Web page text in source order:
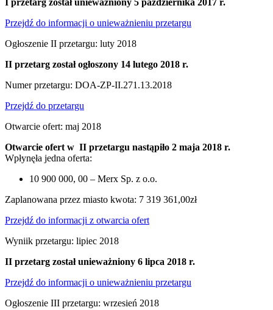
I przetarg został unieważniony 5 października 2017 r.
Przejdź do informacji o unieważnieniu przetargu
Ogłoszenie II przetargu: luty 2018
II przetarg został ogłoszony 14 lutego 2018 r.
Numer przetargu: DOA-ZP-II.271.13.2018
Przejdź do przetargu
Otwarcie ofert: maj 2018
Otwarcie ofert w II przetargu nastąpiło 2 maja 2018 r.
Wpłynęła jedna oferta:
10 900 000, 00 – Merx Sp. z o.o.
Zaplanowana przez miasto kwota: 7 319 361,00zł
Przejdź do informacji z otwarcia ofert
Wyniik przetargu: lipiec 2018
II przetarg został unieważniony 6 lipca 2018 r.
Przejdź do informacji o unieważnieniu przetargu
Ogłoszenie III przetargu: wrzesień 2018